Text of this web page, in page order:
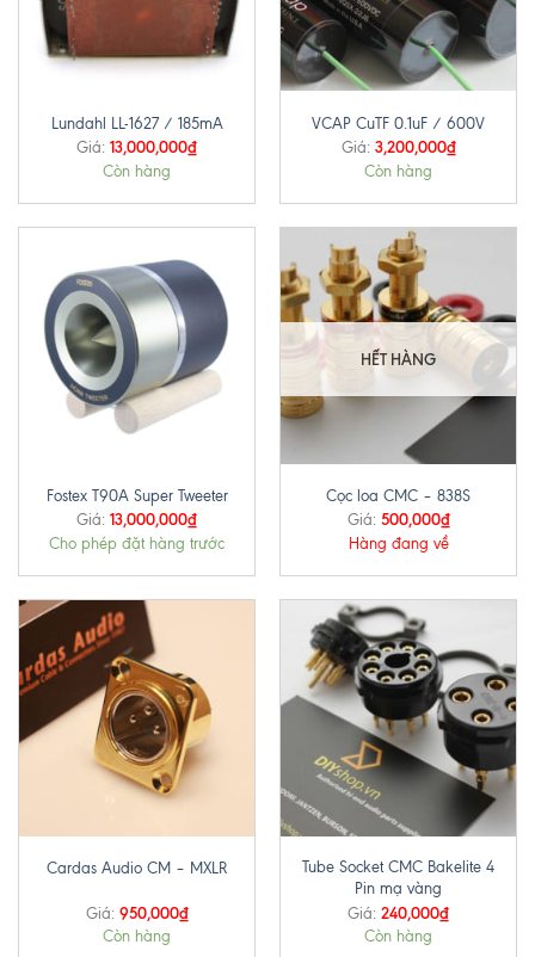
Lundahl LL-1627 / 185mA
Giá: 13,000,000₫
Còn hàng
VCAP CuTF 0.1uF / 600V
Giá: 3,200,000₫
Còn hàng
Fostex T90A Super Tweeter
Giá: 13,000,000₫
Cho phép đặt hàng trước
HẾT HÀNG
Cọc loa CMC – 838S
Giá: 500,000₫
Hàng đang về
Cardas Audio CM – MXLR
Giá: 950,000₫
Còn hàng
Tube Socket CMC Bakelite 4
Pin mạ vàng
Giá: 240,000₫
Còn hàng